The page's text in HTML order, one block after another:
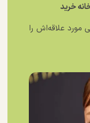
خرید
مورد علاقه‌اش را